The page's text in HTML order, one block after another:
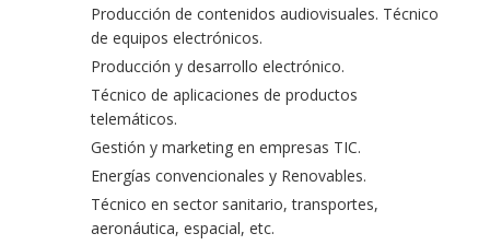
Producción de contenidos audiovisuales. Técnico
de equipos electrónicos.
Producción y desarrollo electrónico.
Técnico de aplicaciones de productos
telemáticos.
Gestión y marketing en empresas TIC.
Energías convencionales y Renovables.
Técnico en sector sanitario, transportes,
aeronáutica, espacial, etc.